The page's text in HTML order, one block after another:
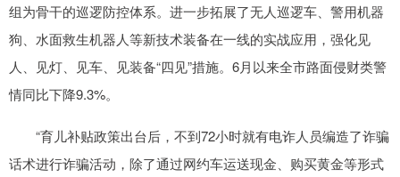
组为骨干的巡逻防控体系。进一步拓展了无人巡逻车、警用机器
狗、水面救生机器人等新技术装备在一线的实战应用，强化见
人、见灯、见车、见装备“四见”措施。6月以来全市路面侵财类警
情同比下降9.3%。
“育儿补贴政策出台后，不到72小时就有电诈人员编造了诈骗
话术进行诈骗活动，除了通过网约车运送现金、购买黄金等形式